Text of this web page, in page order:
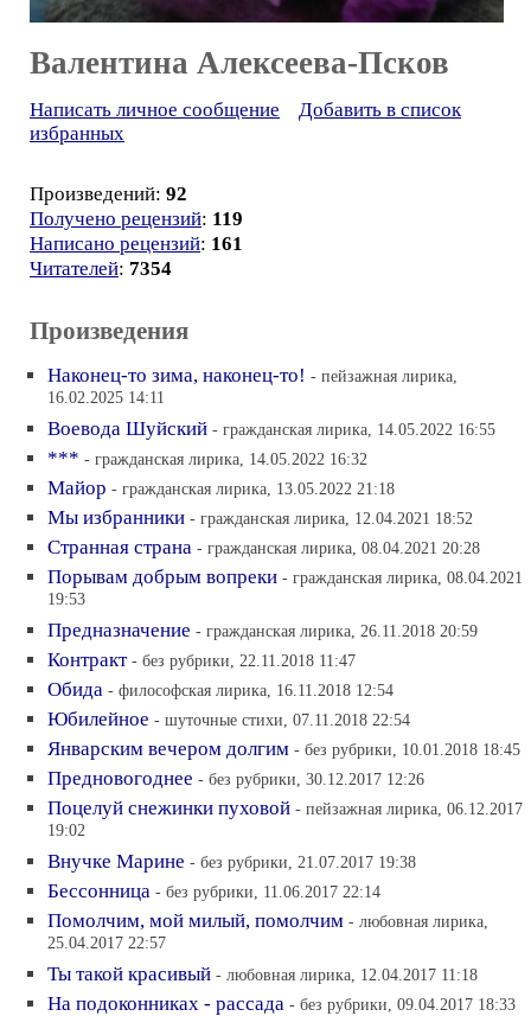
Валентина Алексеева-Псков
Написать личное сообщение
Добавить в список
избранных
Произведений: 92
Получено рецензий: 119
Написано рецензий: 161
Читателей: 7354
Произведения
Наконец-то зима, наконец-то! - пейзажная лирика,
16.02.2025 14:11
Воевода Шуйский - гражданская лирика, 14.05.2022 16:55
*** - гражданская лирика, 14.05.2022 16:32
Майор - гражданская лирика, 13.05.2022 21:18
Мы избранники - гражданская лирика, 12.04.2021 18:52
Странная страна - гражданская лирика, 08.04.2021 20:28
Порывам добрым вопреки - гражданская лирика, 08.04.2021
19:53
Предназначение - гражданская лирика, 26.11.2018 20:59
Контракт - без рубрики, 22.11.2018 11:47
Обида - философская лирика, 16.11.2018 12:54
Юбилейное - шуточные стихи, 07.11.2018 22:54
Январским вечером долгим - без рубрики, 10.01.2018 18:45
Предновогоднее - без рубрики, 30.12.2017 12:26
Поцелуй снежинки пуховой - пейзажная лирика, 06.12.2017
19:02
Внучке Марине - без рубрики, 21.07.2017 19:38
Бессонница - без рубрики, 11.06.2017 22:14
Помолчим, мой милый, помолчим - любовная лирика,
25.04.2017 22:57
Ты такой красивый - любовная лирика, 12.04.2017 11:18
На подоконниках - рассада - без рубрики, 09.04.2017 18:33